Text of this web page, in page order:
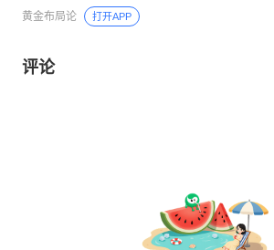
黄金布局论 打开APP
评论